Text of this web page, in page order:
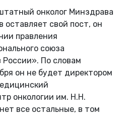
онколог Минздрава
свой пост, он
правления
союза
России». По словам
он не будет директором
онкологии им. Н.Н.
все остальные, в том